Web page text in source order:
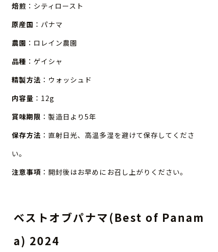
焙煎 ：シティロースト
原産国 ：パナマ
農園 ：ロレイン農園
品種 ：ゲイシャ
精製方法 ：ウォッシュド
内容量 ：12g
賞味期限 ：製造日より5年
保存方法 ：直射日光、高温多湿を避けて保存してくださ
い。
注意事項 ：開封後はお早めにお召し上がりください。
ベストオブパナマ(Best of Panam
a) 2024